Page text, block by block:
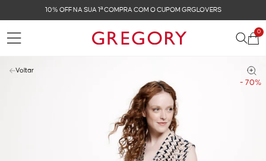
FRETE GRÁTIS NAS COMPRAS ACIMA DE
0
- 70%
Voltar